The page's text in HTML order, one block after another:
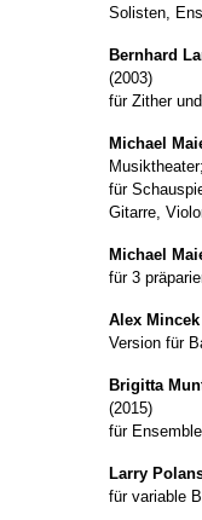
Solisten,
Bernhard
(2003)
für Zither
Michael
für
Gitarre,
Michael
für 3
Alex Mincek
Version für
Brigitta
(2015)
für
Larry
für variable